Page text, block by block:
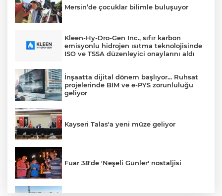
Mersin’de çocuklar bilimle buluşuyor
Kleen-Hy-Dro-Gen Inc., sıfır karbon
emisyonlu hidrojen ısıtma teknolojisinde
ISO ve TSSA düzenleyici onaylarını aldı
İnşaatta dijital dönem başlıyor... Ruhsat
projelerinde BIM ve e-PYS zorunluluğu
geliyor
Kayseri Talas'a yeni müze geliyor
Fuar 38'de 'Neşeli Günler' nostaljisi